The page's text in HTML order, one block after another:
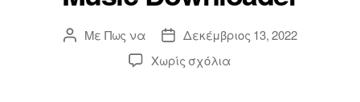
π
ο
Συντάκτης
ανάρτησης
Με Πως να
Ημερομηνία
ανάρτησης
Δεκέμβριος 13, 2022
Χωρίς σχόλιαεπί